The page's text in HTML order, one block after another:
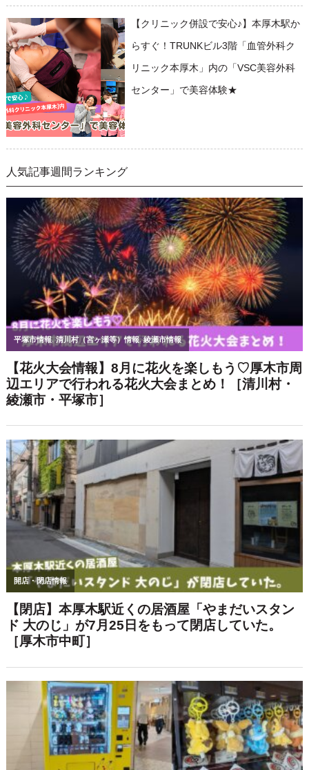
【クリニック併設で安心♪】本厚木駅か
らすぐ！TRUNKビル3階「血管外科ク
リニック本厚木」内の「VSC美容外科
センター」で美容体験★
人気記事週間ランキング